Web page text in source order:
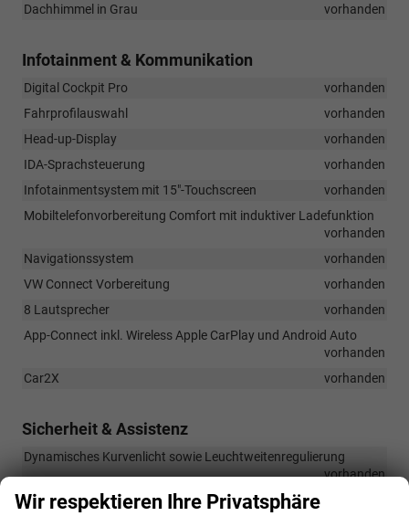
Dachhimmel in Grau
vorhanden
Infotainment & Kommunikation
Digital Cockpit Pro
vorhanden
Fahrprofilauswahl
vorhanden
Head-up-Display
vorhanden
IDA-Sprachsteuerung
vorhanden
Infotainmentsystem mit 15"-Touchscreen
vorhanden
Mobiltelefonvorbereitung Comfort mit induktiver Ladefunktion
vorhanden
Navigationssystem
vorhanden
VW Connect Vorbereitung
vorhanden
8 Lautsprecher
vorhanden
App-Connect inkl. Wireless Apple CarPlay und Android Auto
vorhanden
Car2X
vorhanden
Sicherheit & Assistenz
Dynamisches Kurvenlicht sowie Leuchtweitenregulierung
vorhanden
Erweiterte Müdigkeitserkennung
Wir respektieren Ihre Privatsphäre